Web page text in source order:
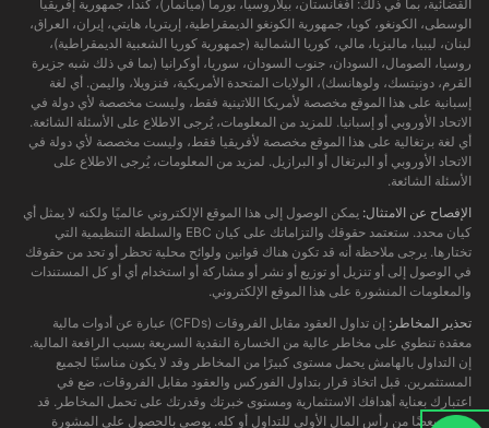
القضائية، بما في ذلك: أفغانستان، بيلاروسيا، بورما (ميانمار)، كندا، جمهورية إفريقيا
الوسطى، الكونغو، كوبا، جمهورية الكونغو الديمقراطية، إريتريا، هايتي، إيران، العراق،
لبنان، ليبيا، ماليزيا، مالي، كوريا الشمالية (جمهورية كوريا الشعبية الديمقراطية)،
روسيا، الصومال، السودان، جنوب السودان، سوريا، أوكرانيا (بما في ذلك شبه جزيرة
القرم، دونيتسك، ولوهانسك)، الولايات المتحدة الأمريكية، فنزويلا، واليمن. أي لغة
إسبانية على هذا الموقع مخصصة لأمريكا اللاتينية فقط، وليست مخصصة لأي دولة في
الاتحاد الأوروبي أو إسبانيا. للمزيد من المعلومات، يُرجى الاطلاع على الأسئلة الشائعة.
أي لغة برتغالية على هذا الموقع مخصصة لأفريقيا فقط، وليست مخصصة لأي دولة في
الاتحاد الأوروبي أو البرتغال أو البرازيل. لمزيد من المعلومات، يُرجى الاطلاع على
الأسئلة الشائعة.
الإفصاح عن الامتثال: يمكن الوصول إلى هذا الموقع الإلكتروني عالميًا ولكنه لا يمثل أي
كيان محدد. ستعتمد حقوقك والتزاماتك على كيان EBC والسلطة التنظيمية التي
تختارها. يرجى ملاحظة أنه قد تكون هناك قوانين ولوائح محلية تحظر أو تحد من حقوقك
في الوصول إلى أو تنزيل أو توزيع أو نشر أو مشاركة أو استخدام أي أو كل المستندات
والمعلومات المنشورة على هذا الموقع الإلكتروني.
تحذير المخاطر:
إن تداول العقود مقابل الفروقات (CFDs) عبارة عن أدوات مالية
معقدة تنطوي على مخاطر عالية من الخسارة النقدية السريعة بسبب الرافعة المالية.
إن التداول بالهامش يحمل مستوى كبيرًا من المخاطر وقد لا يكون مناسبًا لجميع
المستثمرين. قبل اتخاذ قرار بتداول الفوركس والعقود مقابل الفروقات، ضع في
اعتبارك بعناية أهدافك الاستثمارية ومستوى خبرتك وقدرتك على تحمل المخاطر. قد
تخسر بعضًا من رأس المال الأولي للتداول أو كله. يوصى بالحصول على المشورة